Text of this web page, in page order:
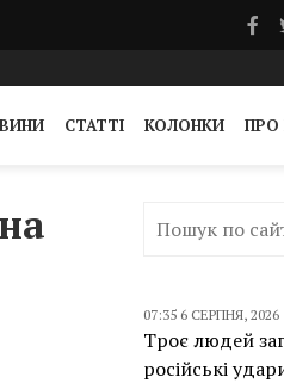
СТАТТІ КОЛОНКИ ПРО
07:35 6 СЕРПНЯ, 2026
Троє людей
російські